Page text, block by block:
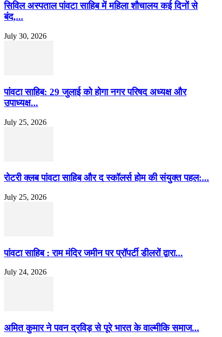
सिविल अस्पताल पांवटा साहिब में महिला शौचालय कई दिनों से
बंद,...
July 30, 2026
पांवटा साहिब: 29 जुलाई को होगा नगर परिषद अध्यक्ष और
उपाध्यक्ष...
July 25, 2026
​रोटरी क्लब पांवटा साहिब और द स्कॉलर्स होम की संयुक्त पहल:...
July 25, 2026
पांवटा साहिब : राम मंदिर जमीन पर प्रॉपर्टी डीलरों द्वारा...
July 24, 2026
अमित कुमार ने पवन द्रविड़ से पूरे भारत के वाल्मीकि समाज...